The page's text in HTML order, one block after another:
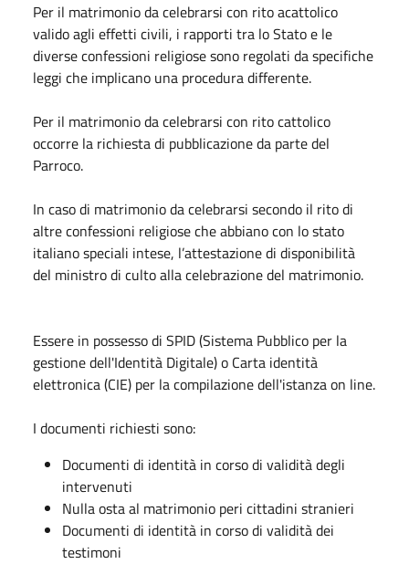
Per il matrimonio da celebrarsi con rito acattolico
valido agli effetti civili, i rapporti tra lo Stato e le
diverse confessioni religiose sono regolati da specifiche
leggi che implicano una procedura differente.
Per il matrimonio da celebrarsi con rito cattolico
occorre la richiesta di pubblicazione da parte del
Parroco.
In caso di matrimonio da celebrarsi secondo il rito di
altre confessioni religiose che abbiano con lo stato
italiano speciali intese, l’attestazione di disponibilità
del ministro di culto alla celebrazione del matrimonio.
Essere in possesso di SPID (Sistema Pubblico per la
gestione dell'Identità Digitale) o Carta identità
elettronica (CIE) per la compilazione dell'istanza on line.
I documenti richiesti sono:
Documenti di identità in corso di validità degli
intervenuti
Nulla osta al matrimonio peri cittadini stranieri
Documenti di identità in corso di validità dei
testimoni